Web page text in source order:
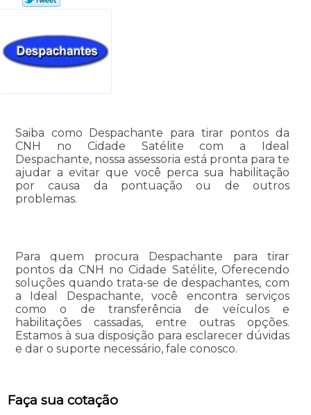
Saiba como Despachante para tirar pontos da
CNH no Cidade Satélite com a Ideal
Despachante, nossa assessoria está pronta para te
ajudar a evitar que você perca sua habilitação
por causa da pontuação ou de outros
problemas.
Para quem procura Despachante para tirar
pontos da CNH no Cidade Satélite, Oferecendo
soluções quando trata-se de despachantes, com
a Ideal Despachante, você encontra serviços
como o de transferência de veículos e
habilitações cassadas, entre outras opções.
Estamos à sua disposição para esclarecer dúvidas
e dar o suporte necessário, fale conosco.
Faça sua cotação